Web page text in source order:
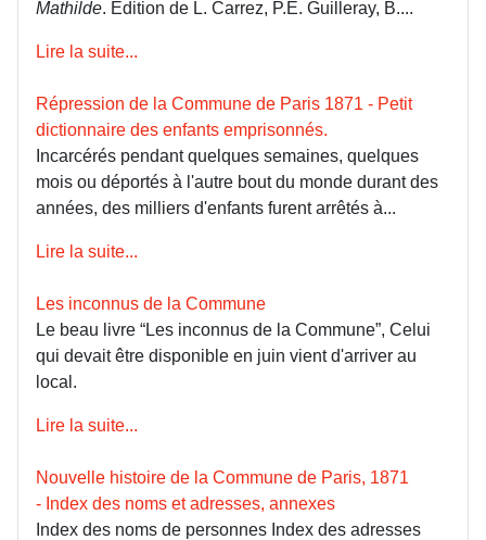
Mathilde. Édition de L. Carrez, P.E. Guilleray, B....
Lire la suite...
Répression de la Commune de Paris 1871 - Petit
dictionnaire des enfants emprisonnés.
Incarcérés pendant quelques semaines, quelques
mois ou déportés à l'autre bout du monde durant des
années, des milliers d'enfants furent arrêtés à...
Lire la suite...
Les inconnus de la Commune
Le beau livre “Les inconnus de la Commune”, Celui
qui devait être disponible en juin vient d'arriver au
local.
Lire la suite...
Nouvelle histoire de la Commune de Paris, 1871
- Index des noms et adresses, annexes
Index des noms de personnes Index des adresses